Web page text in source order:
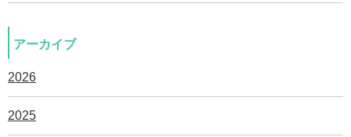
アーカイブ
2026
2025